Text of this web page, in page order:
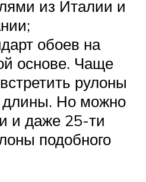
из Италии и
обоев на
основе. Чаще
рулоны
длины. Но можно
и даже 25-ти
подобного